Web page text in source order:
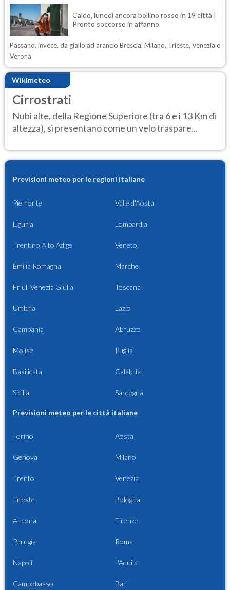
Caldo, lunedì ancora bollino rosso in 19 città |
Pronto soccorso in affanno
Passano, invece, da giallo ad arancio Brescia, Milano, Trieste, Venezia e
Verona
Wikimeteo
Cirrostrati
Nubi alte, della Regione Superiore (tra 6 e i 13 Km di
altezza), si presentano come un velo traspare...
Previsioni meteo per le regioni italiane
Piemonte Valle d'Aosta
Liguria Lombardia
Trentino Alto Adige Veneto
Emilia Romagna Marche
Friuli Venezia Giulia Toscana
Umbria Lazio
Campania Abruzzo
Molise Puglia
Basilicata Calabria
Sicilia Sardegna
Previsioni meteo per le città italiane
Torino Aosta
Genova Milano
Trento Venezia
Trieste Bologna
Ancona Firenze
Perugia Roma
Napoli L'Aquila
Campobasso Bari